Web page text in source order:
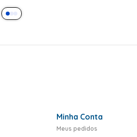
Minha Conta
Meus pedidos